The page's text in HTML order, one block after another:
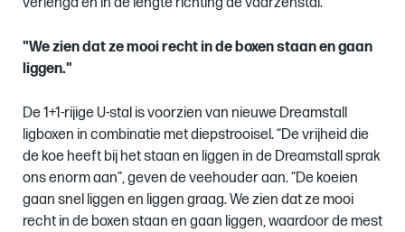
"We zien dat ze mooi recht in de boxen staan en gaan
liggen."
De 1+1-rijige U-stal is voorzien van nieuwe Dreamstall
ligboxen in combinatie met diepstrooisel. “De vrijheid die
de koe heeft bij het staan en liggen in de Dreamstall sprak
ons enorm aan”, geven de veehouder aan. “De koeien
gaan snel liggen en liggen graag. We zien dat ze mooi
recht in de boxen staan en gaan liggen, waardoor de mest